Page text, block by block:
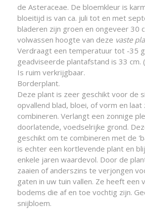
de Asteraceae. De bloemkleur is
bloeitijd is van ca. juli tot en met
bladeren zijn groen en ongeveer 30
volwassen hoogte van deze vaste
Verdraagt een temperatuur tot -35
geadviseerde plantafstand is 33 cm.
Is ruim verkrijgbaar.
Borderplant.
Deze plant is zeer geschikt voor de
opvallend blad, bloei, of vorm en laat
combineren. Verlangt een zonnige
doorlatende, voedselrijke grond.
geschikt om te combineren met de
is echter een kortlevende plant en
enkele jaren waardevol. Door de
zaaien of anderszins te verjongen
gaten in uw tuin vallen. Ze heeft een
bodems die af en toe vochtig zijn.
snijbloem.